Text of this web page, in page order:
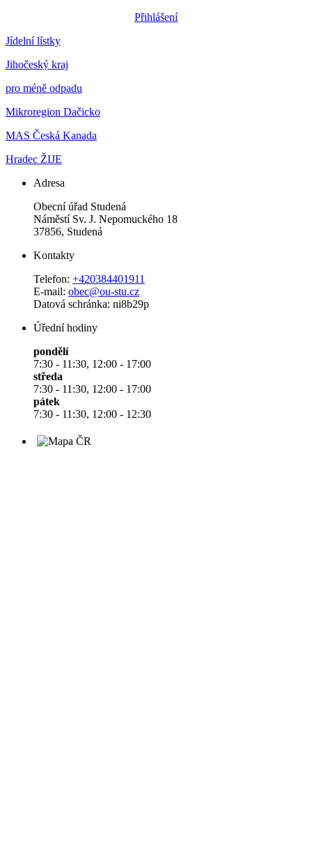
Přihlášení
Jídelní lístky
Jihočeský kraj
pro méně odpadu
Mikroregion Dačicko
MAS Česká Kanada
Hradec ŽIJE
Adresa
Obecní úřad Studená
Náměstí Sv. J. Nepomuckého 18
37856, Studená
Kontakty
Telefon: +420384401911
E-mail: obec@ou-stu.cz
Datová schránka: ni8b29p
Úřední hodiny
pondělí
7:30 - 11:30, 12:00 - 17:00
středa
7:30 - 11:30, 12:00 - 17:00
pátek
7:30 - 11:30, 12:00 - 12:30